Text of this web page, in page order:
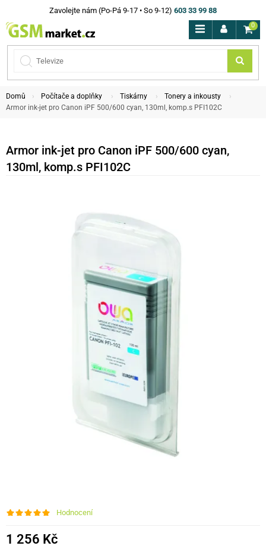
Zavolejte nám (Po-Pá 9-17 • So 9-12) 603 33 99 88
0
Domů Počítače a doplňky Tiskárny
Tonery a inkousty
Armor ink-jet pro Canon iPF 500/600 cyan, 130ml, komp.s PFI102C
Armor ink-jet pro Canon iPF 500/600 cyan,
130ml, komp.s PFI102C
Hodnocení
1 256 Kč